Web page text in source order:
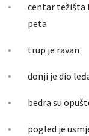
centar težišta
peta
trup je ravan
donji je dio
bedra su
pogled je